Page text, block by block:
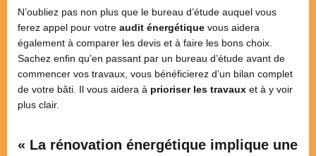
N’oubliez pas non plus que le bureau d’étude auquel vous
ferez appel pour votre audit énergétique vous aidera
également à comparer les devis et à faire les bons choix.
Sachez enfin qu’en passant par un bureau d’étude avant de
commencer vos travaux, vous bénéficierez d’un bilan complet
de votre bâti. Il vous aidera à prioriser les travaux et à y voir
plus clair.
« La rénovation énergétique implique une